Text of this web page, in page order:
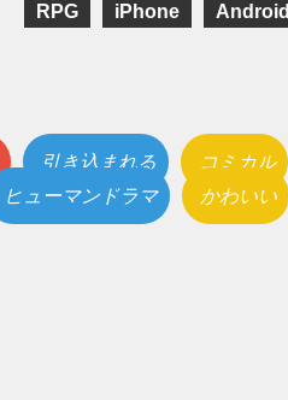
RPG iPhone Android
引き込まれる コミカル
ヒューマンドラマ かわいい